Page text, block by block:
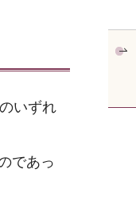
いずれ
であっ